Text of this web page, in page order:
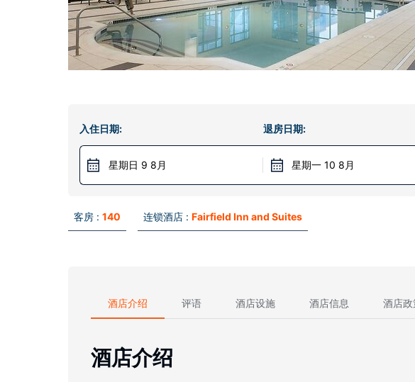
入住日期:
星期日 9 8月
退房日期:
星期一 10 8月
客房 : 140 连锁酒店 : Fairfield Inn and Suites
酒店介绍 评语 酒店设施 酒店信息 酒店政
酒店介绍